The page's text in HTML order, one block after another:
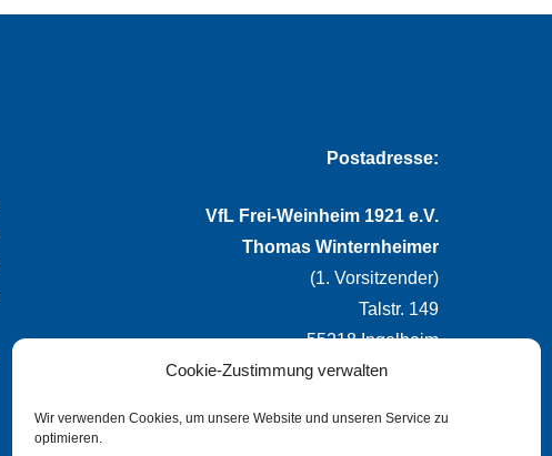
Cookie-Zustimmung verwalten
Wir verwenden Cookies, um unsere Website und unseren Service zu
optimieren.
Postadresse:
VfL Frei-Weinheim 1921 e.V.
Thomas Winternheimer
(1. Vorsitzender)
Talstr. 149
55218 Ingelheim